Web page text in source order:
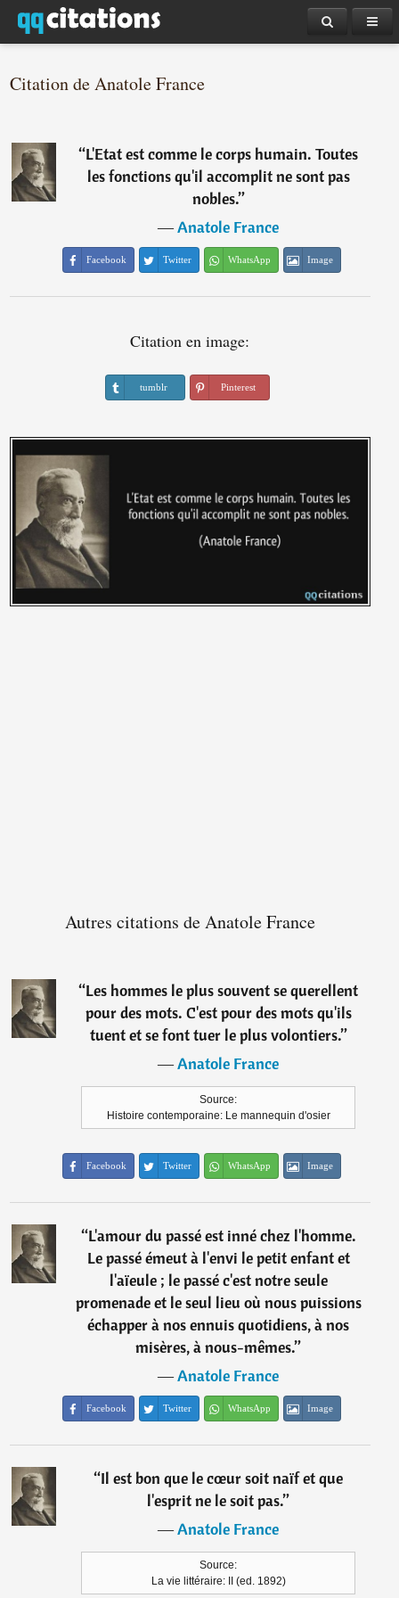
Citation de Anatole France
“L'Etat est comme le corps humain. Toutes
les fonctions qu'il accomplit ne sont pas
nobles.”
―Anatole France
Facebook Twitter WhatsApp Image
Citation en image:
tumblr Pinterest
Autres citations de Anatole France
“Les hommes le plus souvent se querellent
pour des mots. C'est pour des mots qu'ils
tuent et se font tuer le plus volontiers.”
―Anatole France
Source:
Histoire contemporaine: Le mannequin d'osier
Facebook Twitter WhatsApp Image
“L'amour du passé est inné chez l'homme.
Le passé émeut à l'envi le petit enfant et
l'aïeule ; le passé c'est notre seule
promenade et le seul lieu où nous puissions
échapper à nos ennuis quotidiens, à nos
misères, à nous-mêmes.”
―Anatole France
Facebook Twitter WhatsApp Image
“Il est bon que le cœur soit naïf et que
l'esprit ne le soit pas.”
―Anatole France
Source:
La vie littéraire: II (ed. 1892)